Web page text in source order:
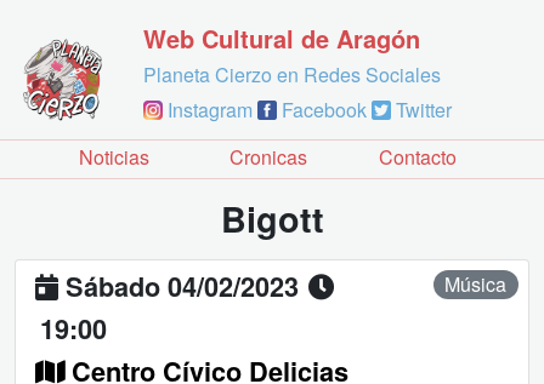
Web Cultural de Aragón
Planeta Cierzo en Redes Sociales
Instagram
Facebook
Twitter
Noticias
Cronicas Contacto
Bigott
Sábado 04/02/2023
19:00
Centro Cívico Delicias
Música